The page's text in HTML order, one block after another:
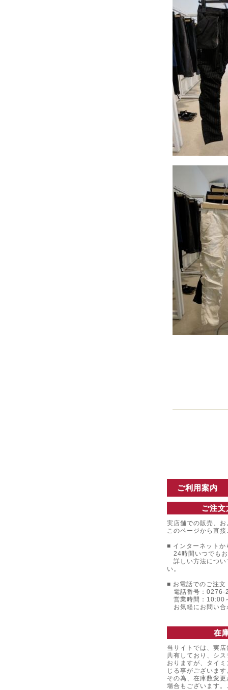
ご利用案内
ご注
実店舗での販売、
このページから直
■ インターネットか
24時間いつでも
詳しい方法につい
い。
■ お電話でのご注文
電話番号：0276-
営業時間：10:00
お気軽にお問い合
在
当サイトでは、実
共有しており、シ
おりますが、タイ
じる事がございます
その為、在庫数変
場合もございます